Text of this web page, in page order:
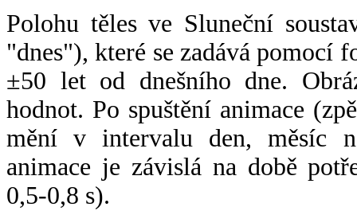
Polohu těles ve Sluneční
"dnes"), které se zadává pomocí
±50 let od dnešního dne.
hodnot. Po spuštění animace
mění v intervalu den, měsíc
animace je závislá na době
0,5-0,8 s).